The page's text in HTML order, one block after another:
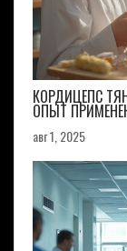
КОРДИЦЕПС
ОПЫТ
авг 1, 2025